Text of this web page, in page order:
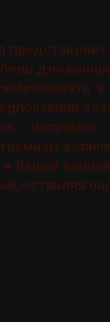
для
в
например,
в Вашей
оставляя